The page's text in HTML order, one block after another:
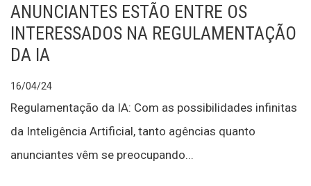
ANUNCIANTES ESTÃO ENTRE OS
INTERESSADOS NA REGULAMENTAÇÃO
DA IA
16/04/24
Regulamentação da IA: Com as possibilidades infinitas
da Inteligência Artificial, tanto agências quanto
anunciantes vêm se preocupando...